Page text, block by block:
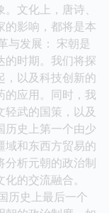
文化上，唐诗、
的影响，都将是本
与发展： 宋朝是
的时期。我们将探
，以及科技创新的
的应用。同时，我
武的国策，以及
历史上第一个由少
域和东西方贸易的
分析元朝的政治制
的交流融合。
历史上最后一个